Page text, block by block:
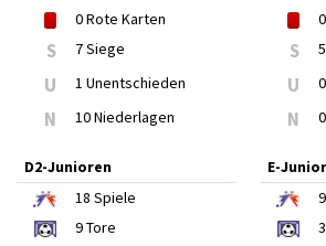
0Rote Karten
S 7 Siege
U 1 Unentschieden
N 10 Niederlagen
0
S
U
N
D2-Junioren
18 Spiele
9Tore
E-
9
3